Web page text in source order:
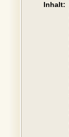
Inhalt: